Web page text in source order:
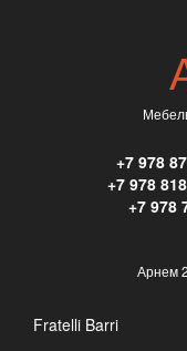
+7 978
+7 978
+7 978
Арнем
Fratelli Barri